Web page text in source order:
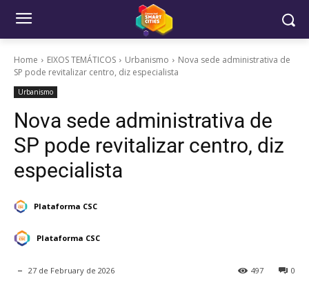
Home EIXOS TEMÁTICOS Urbanismo
Nova sede administrativa de
SP pode revitalizar centro, diz especialista
Urbanismo
Nova sede administrativa de
SP pode revitalizar centro, diz
especialista
Plataforma CSC
Plataforma CSC
27 de February de 2026 0
497